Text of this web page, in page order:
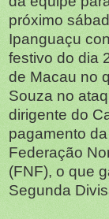
próximo
Ipanguaçu
festivo do dia
de Macau no
Souza no
dirigente do
pagamento
Federação
(FNF), o que
Segunda